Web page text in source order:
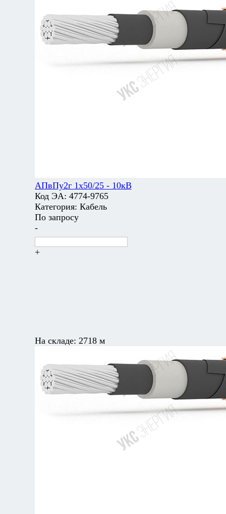
АПвПу2г 1х50/25 - 10кВ
Код ЭА: 4774-9765
Категория: Кабель
По запросу
-
+
На складе: 2718 м